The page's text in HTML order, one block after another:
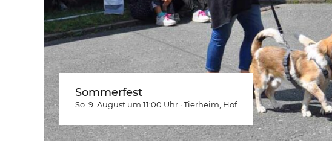
Sommerfest
So. 9. August um 11:00 Uhr ·Tierheim , Hof